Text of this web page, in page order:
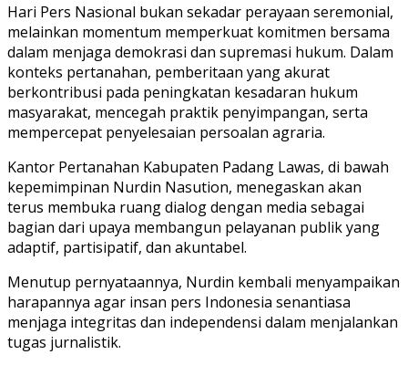
Hari Pers Nasional bukan sekadar perayaan seremonial,
melainkan momentum memperkuat komitmen bersama
dalam menjaga demokrasi dan supremasi hukum. Dalam
konteks pertanahan, pemberitaan yang akurat
berkontribusi pada peningkatan kesadaran hukum
masyarakat, mencegah praktik penyimpangan, serta
mempercepat penyelesaian persoalan agraria.
Kantor Pertanahan Kabupaten Padang Lawas, di bawah
kepemimpinan Nurdin Nasution, menegaskan akan
terus membuka ruang dialog dengan media sebagai
bagian dari upaya membangun pelayanan publik yang
adaptif, partisipatif, dan akuntabel.
Menutup pernyataannya, Nurdin kembali menyampaikan
harapannya agar insan pers Indonesia senantiasa
menjaga integritas dan independensi dalam menjalankan
tugas jurnalistik.